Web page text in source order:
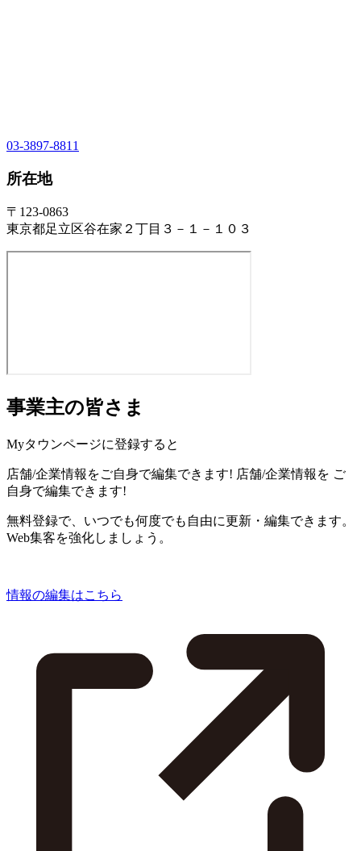
03-3897-8811
所在地
〒123-0863
東京都足立区谷在家２丁目３－１－１０３
事業主の皆さま
Myタウンページに登録すると
店舗/企業情報をご自身で編集できます! 店舗/企業情報を ご
自身で編集できます!
無料登録で、いつでも何度でも自由に更新・編集できます。
Web集客を強化しましょう。
情報の編集はこちら